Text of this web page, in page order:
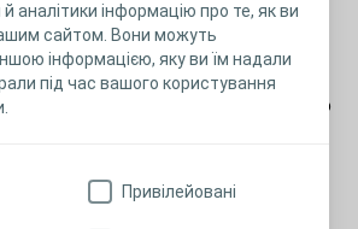
аналітики інформацію про те, як ви
сайтом. Вони можуть
інформацією, яку ви їм надали
під час вашого користування
Привілейовані
впевненість
кріпиться до пластини за
механічного фланцевого
закріплений на пластині.
мішок, його можна